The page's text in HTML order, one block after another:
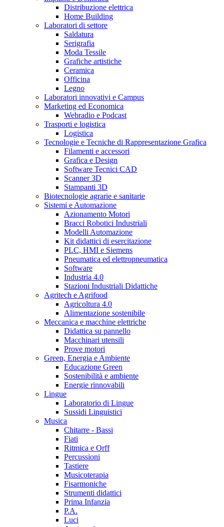
Distribuzione elettrica
Home Building
Laboratori di settore
Saldatura
Serigrafia
Moda Tessile
Grafiche artistiche
Ceramica
Officina
Legno
Laboratori innovativi e Campus
Marketing ed Economica
Webradio e Podcast
Trasporti e logistica
Logistica
Tecnologie e Tecniche di Rappresentazione Grafica
Filamenti e accessori
Grafica e Design
Software Tecnici CAD
Scanner 3D
Stampanti 3D
Biotecnologie agrarie e sanitarie
Sistemi e Automazione
Azionamento Motori
Bracci Robotici Industriali
Modelli Automazione
Kit didattici di esercitazione
PLC, HMI e Siemens
Pneumatica ed elettropneumatica
Software
Industria 4.0
Stazioni Industriali Didattiche
Agritech e Agrifood
Agricoltura 4.0
Alimentazione sostenibile
Meccanica e macchine elettriche
Didattica su pannello
Macchinari utensili
Prove motori
Green, Energia e Ambiente
Educazione Green
Sostenibilità e ambiente
Energie rinnovabili
Lingue
Laboratorio di Lingue
Sussidi Linguistici
Musica
Chitarre - Bassi
Fiati
Ritmica e Orff
Percussioni
Tastiere
Musicoterapia
Fisarmoniche
Strumenti didattici
Prima Infanzia
P.A.
Luci